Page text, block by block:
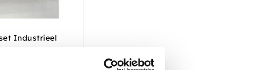
Industrieel